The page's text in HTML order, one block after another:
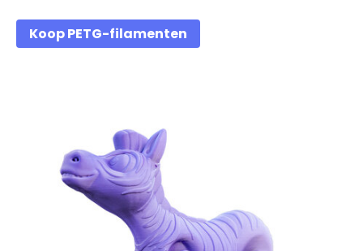
Koop PETG-filamenten